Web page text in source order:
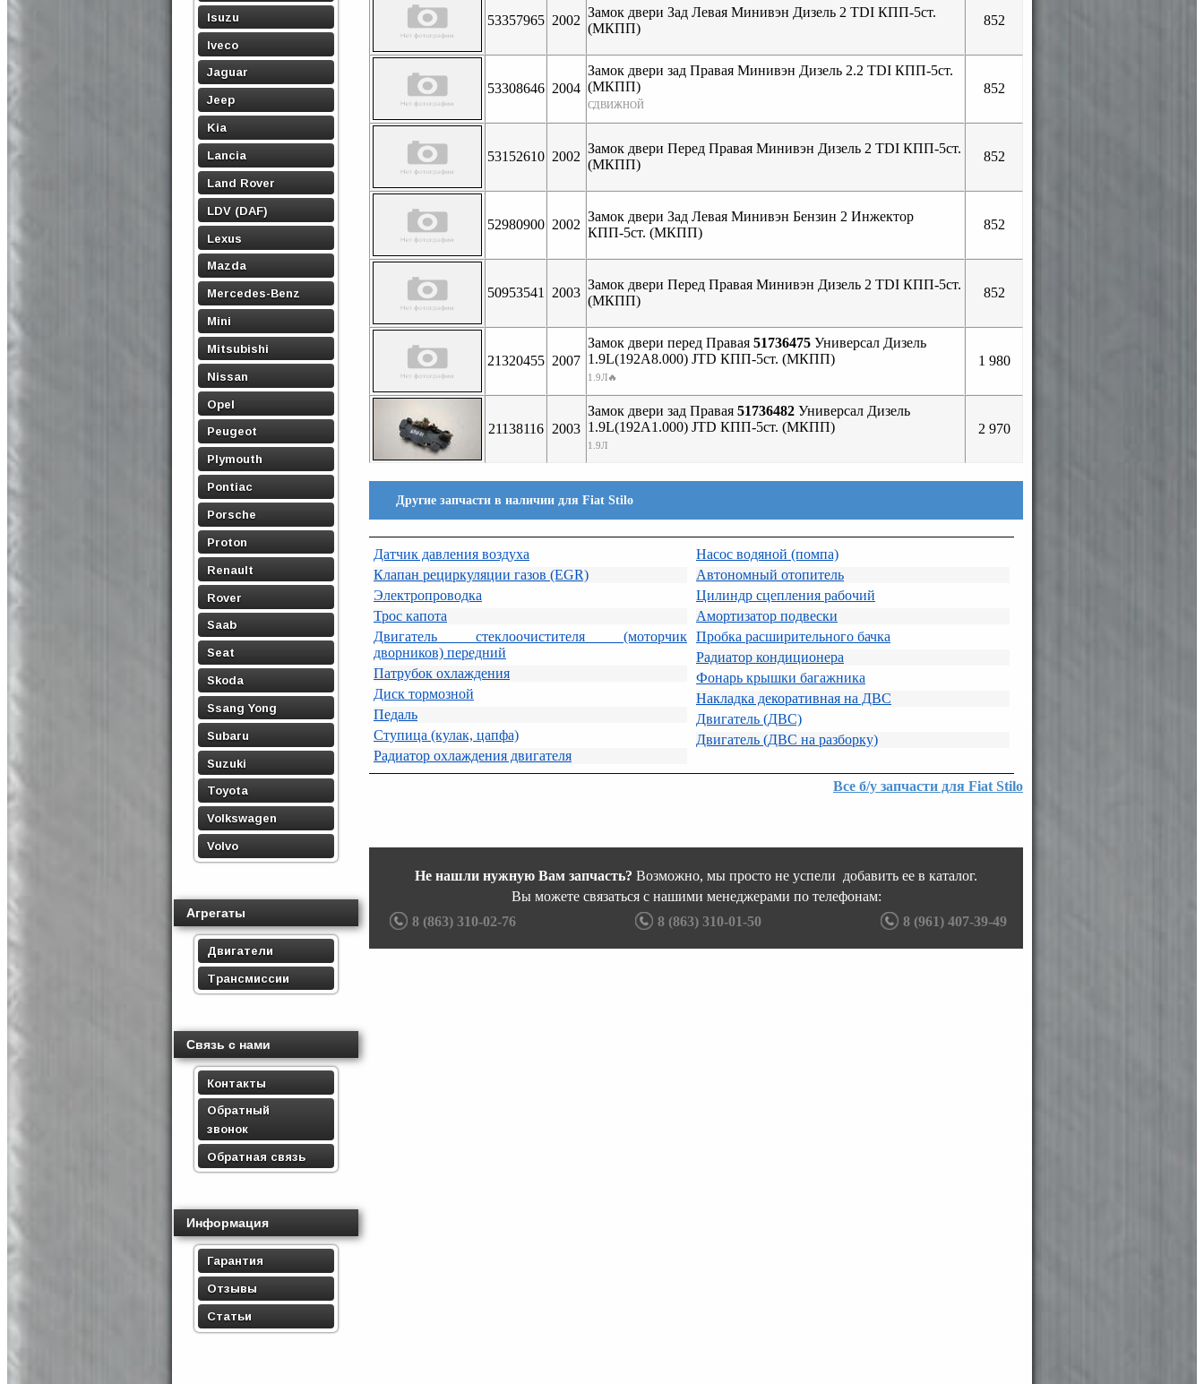
Isuzu
Iveco
Jaguar
Jeep
Kia
Lancia
Land Rover
LDV (DAF)
Lexus
Mazda
Mercedes-Benz
Mini
Mitsubishi
Nissan
Opel
Peugeot
Plymouth
Pontiac
Porsche
Proton
Renault
Rover
Saab
Seat
Skoda
Ssang Yong
Subaru
Suzuki
Toyota
Volkswagen
Volvo
Агрегаты
Двигатели
Трансмиссии
Связь с нами
Контакты
Обратный
звонок
Обратная связь
Информация
Гарантия
Отзывы
Статьи
53357965 2002
Замок двери Зад Левая Минивэн Дизель 2 TDI КПП-5ст.
(МКПП)
852
53308646 2004
Замок двери зад Правая Минивэн Дизель 2.2 TDI КПП-5ст.
(МКПП)
СДВИЖНОЙ
852
53152610 2002
Замок двери Перед Правая Минивэн Дизель 2 TDI КПП-5ст.
(МКПП)
852
52980900 2002
Замок двери Зад Левая Минивэн Бензин 2 Инжектор
КПП-5ст. (МКПП)
852
50953541 2003
Замок двери Перед Правая Минивэн Дизель 2 TDI КПП-5ст.
(МКПП)
852
21320455 2007
Замок двери перед Правая 51736475 Универсал Дизель
1.9L(192A8.000) JTD КПП-5ст. (МКПП)
1.9Л🔥
1 980
21138116 2003
Замок двери зад Правая 51736482 Универсал Дизель
1.9L(192A1.000) JTD КПП-5ст. (МКПП)
1.9Л
2 970
Другие запчасти в наличии для Fiat Stilo
Датчик давления воздуха
Клапан рециркуляции газов (EGR)
Электропроводка
Трос капота
Двигатель стеклоочистителя (моторчик
дворников) передний
Патрубок охлаждения
Диск тормозной
Педаль
Ступица (кулак, цапфа)
Радиатор охлаждения двигателя
Насос водяной (помпа)
Автономный отопитель
Цилиндр сцепления рабочий
Амортизатор подвески
Пробка расширительного бачка
Радиатор кондиционера
Фонарь крышки багажника
Накладка декоративная на ДВС
Двигатель (ДВС)
Двигатель (ДВС на разборку)
Все б/у запчасти для Fiat Stilo
Не нашли нужную Вам запчасть? Возможно, мы просто не успели добавить ее в каталог.
Вы можете связаться с нашими менеджерами по телефонам:
8 (863) 310-02-76
8 (863) 310-01-50 8 (961) 407-39-49